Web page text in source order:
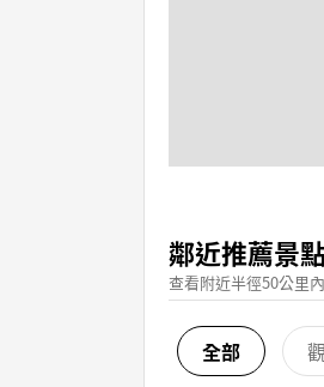
鄰近推薦景
查看附近半徑50公里
全部